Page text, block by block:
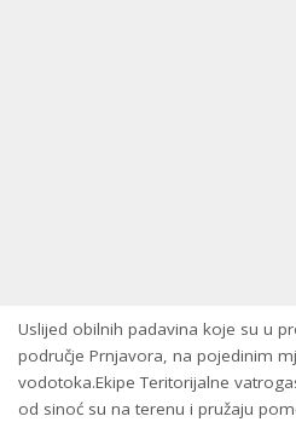
Uslijed obilnih padavina koje su u
područje Prnjavora, na pojedinim
vodotoka.Ekipe Teritorijalne
od sinoć su na terenu i pružaju